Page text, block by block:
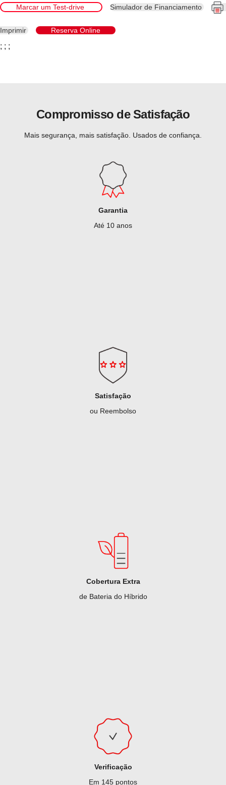
Marcar um Test-drive Simulador de Financiamento
Imprimir Reserva Online
; ; ;
Compromisso de Satisfação
Mais segurança, mais satisfação. Usados de confiança.
Garantia
Até 10 anos
Satisfação
ou Reembolso
Cobertura Extra
de Bateria do Híbrido
Verificação
Em 145 pontos